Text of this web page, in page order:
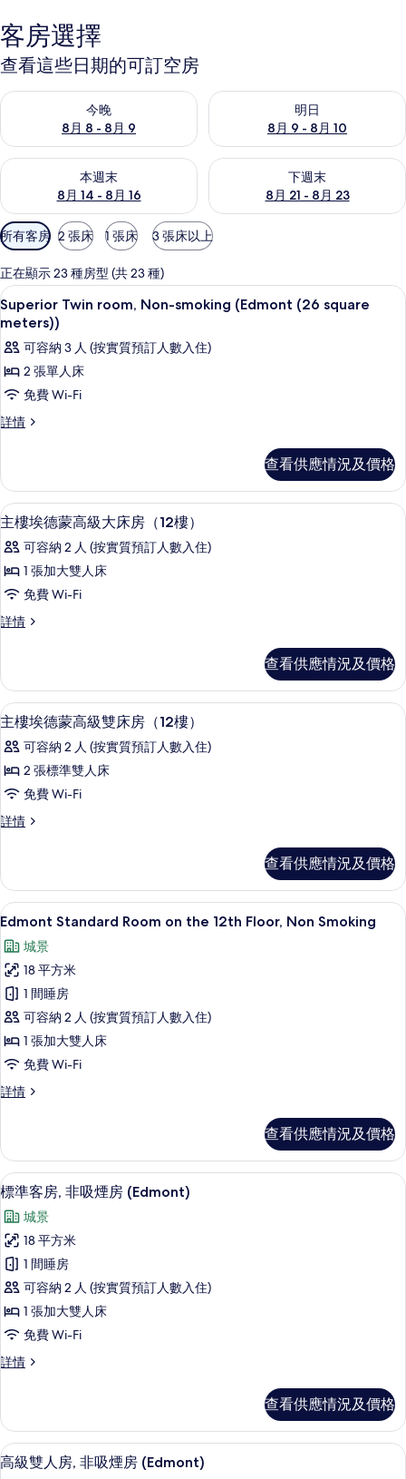
客房選擇
查看這些日期的可訂空房
今晚
8月 8 - 8月 9
查看今晚 8月 8 - 8月 9的可訂空房
明日
8月 9 - 8月 10
查看明日 8月 9 - 8月 10的可訂
本週末
8月 14 - 8月 16
查看本週末 8月 14 - 8月 16的可訂空房
下週末
8月 21 - 8月 23
查看下週末 8月 21 - 8月 23的
可
用
嘅
客
房
篩
選
條
件
所有客房 2 張床 1 張床 3 張床以上
正在顯示 23 種房型 (共 23 種)
載
入
所
有
Superior
room,
(Edmont
(26
square
meters))
的
相
片
高級寢具、羽絨被、房內夾萬、手提
11
Superior Twin room, Non-smoking (Edmont (26 square
meters))
可容納 3 人 (按實質預訂人數入住)
2 張單人床
免費 Wi-Fi
詳情
Superior
smoking
(Edmont
(26
meters))
詳
查看供應情況及價格
載
入
所
有
主
樓
德
蒙
高
級
大
床
房
的
相
片
高級寢具、羽絨被、房內夾萬、手提
8
主樓埃德蒙高級大床房（12樓）
可容納 2 人 (按實質預訂人數入住)
1 張加大雙人床
免費 Wi-Fi
詳情
主
蒙
高
級
床
房
樓）
詳
情
查看供應情況及價格
載
入
所
有
主
樓
德
蒙
高
級
雙
床
房
（12
樓）
的
高級寢具、羽絨被、房內夾萬、手提
8
主樓埃德蒙高級雙床房（12樓）
可容納 2 人 (按實質預訂人數入住)
2 張標準雙人床
免費 Wi-Fi
詳情
主
蒙
高
級
床
房
（12
樓）
詳
情
查看供應情況及價格
載
入
所
有
Edmont
Standard
Room
on
the
Non
Smoking
的
相
片
高級寢具、羽絨被、房內夾萬、手提
13
Edmont Standard Room on the 12th Floor, Non Smoking
城景
18 平方米
1 間睡房
可容納 2 人 (按實質預訂人數入住)
1 張加大雙人床
免費 Wi-Fi
詳情
Edmont
the
12th
Floor,
Smoking
詳
情
查看供應情況及價格
載
入
所
有
標
準
客
房,
非
煙
房
(Edmont)
高級寢具、羽絨被、房內夾萬、手提
19
標準客房, 非吸煙房 (Edmont)
城景
18 平方米
1 間睡房
可容納 2 人 (按實質預訂人數入住)
1 張加大雙人床
免費 Wi-Fi
詳情
標
非
吸
煙
查看供應情況及價格
載
高級寢具、羽絨被、房內夾萬、手提
18
高級雙人房, 非吸煙房 (Edmont)